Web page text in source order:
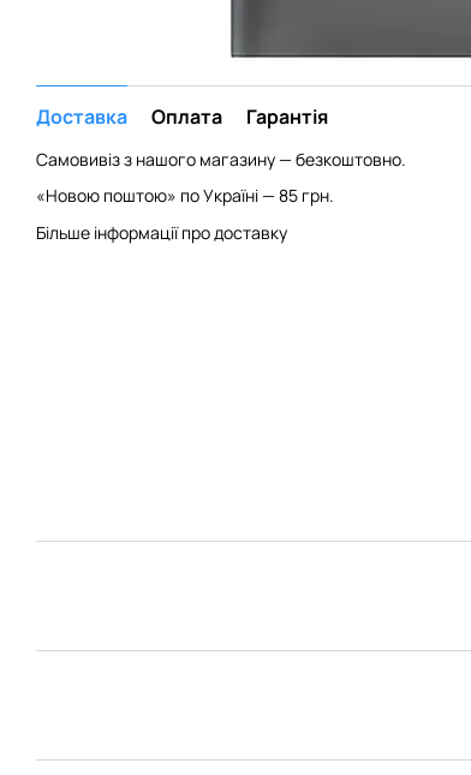
Доставка Оплата Гарантія
Самовивіз з нашого магазину — безкоштовно.
«Новою поштою» по Україні — 85 грн.
Більше інформації про доставку